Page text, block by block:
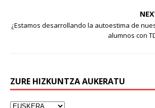
¿Estamos desarrollando la autoestima de
alumnos con
ZURE HIZKUNTZA AUKERATU